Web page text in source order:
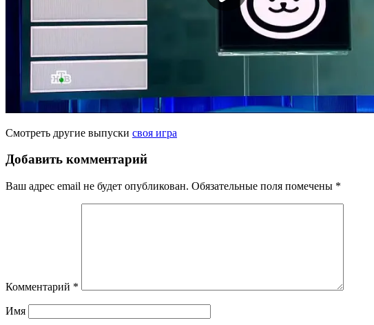
Смотреть другие выпуски своя игра
Добавить комментарий
Ваш адрес email не будет опубликован. Обязательные поля помечены *
Комментарий *
Имя